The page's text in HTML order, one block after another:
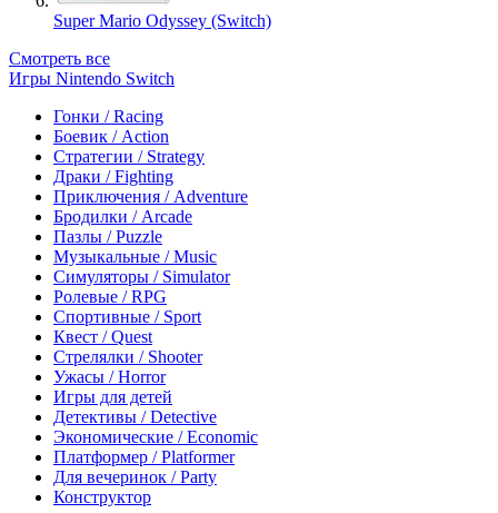
Super Mario Odyssey (Switch)
Смотреть все
Игры Nintendo Switch
Гонки / Racing
Боевик / Action
Стратегии / Strategy
Драки / Fighting
Приключения / Adventure
Бродилки / Arcade
Пазлы / Puzzle
Музыкальные / Music
Симуляторы / Simulator
Ролевые / RPG
Спортивные / Sport
Квест / Quest
Стрелялки / Shooter
Ужасы / Horror
Игры для детей
Детективы / Detective
Экономические / Economic
Платформер / Platformer
Для вечеринок / Party
Конструктор